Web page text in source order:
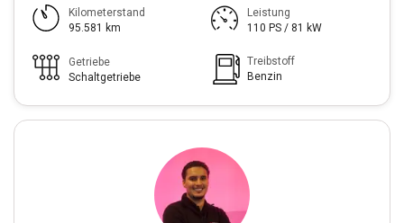
Kilometerstand
95.581 km
Leistung
110 PS / 81 kW
Getriebe
Schaltgetriebe
Treibstoff
Benzin